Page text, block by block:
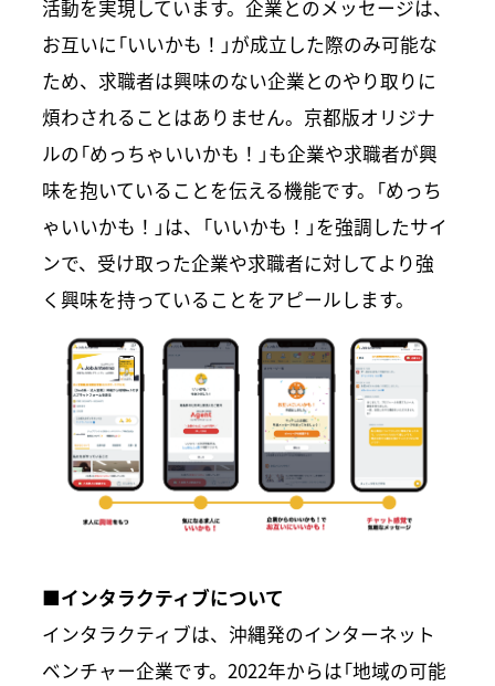
活動を実現しています。企業とのメッセージは、
お互いに「いいかも！」が成立した際のみ可能な
ため、求職者は興味のない企業とのやり取りに
煩わされることはありません。京都版オリジナ
ルの「めっちゃいいかも！」も企業や求職者が興
味を抱いていることを伝える機能です。「めっち
ゃいいかも！」は、「いいかも！」を強調したサイ
ンで、受け取った企業や求職者に対してより強
く興味を持っていることをアピールします。
■インタラクティブについて
インタラクティブは、沖縄発のインターネット
ベンチャー企業です。2022年からは「地域の可能